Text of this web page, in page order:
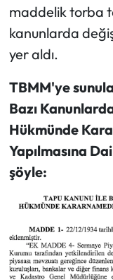
maddelik torba
kanunlarda
yer aldı.
TBMM'ye
Bazı
Hükmünde
Yapılmasına
şöyle: